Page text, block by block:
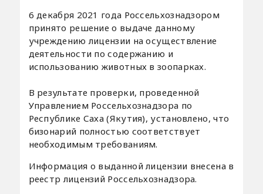
6 декабря 2021 года Россельхознадзором
принято решение о выдаче данному
учреждению лицензии на осуществление
деятельности по содержанию и
использованию животных в зоопарках.
В результате проверки, проведенной
Управлением Россельхознадзора по
Республике Саха (Якутия), установлено, что
бизонарий полностью соответствует
необходимым требованиям.
Информация о выданной лицензии внесена в
реестр лицензий Россельхознадзора.